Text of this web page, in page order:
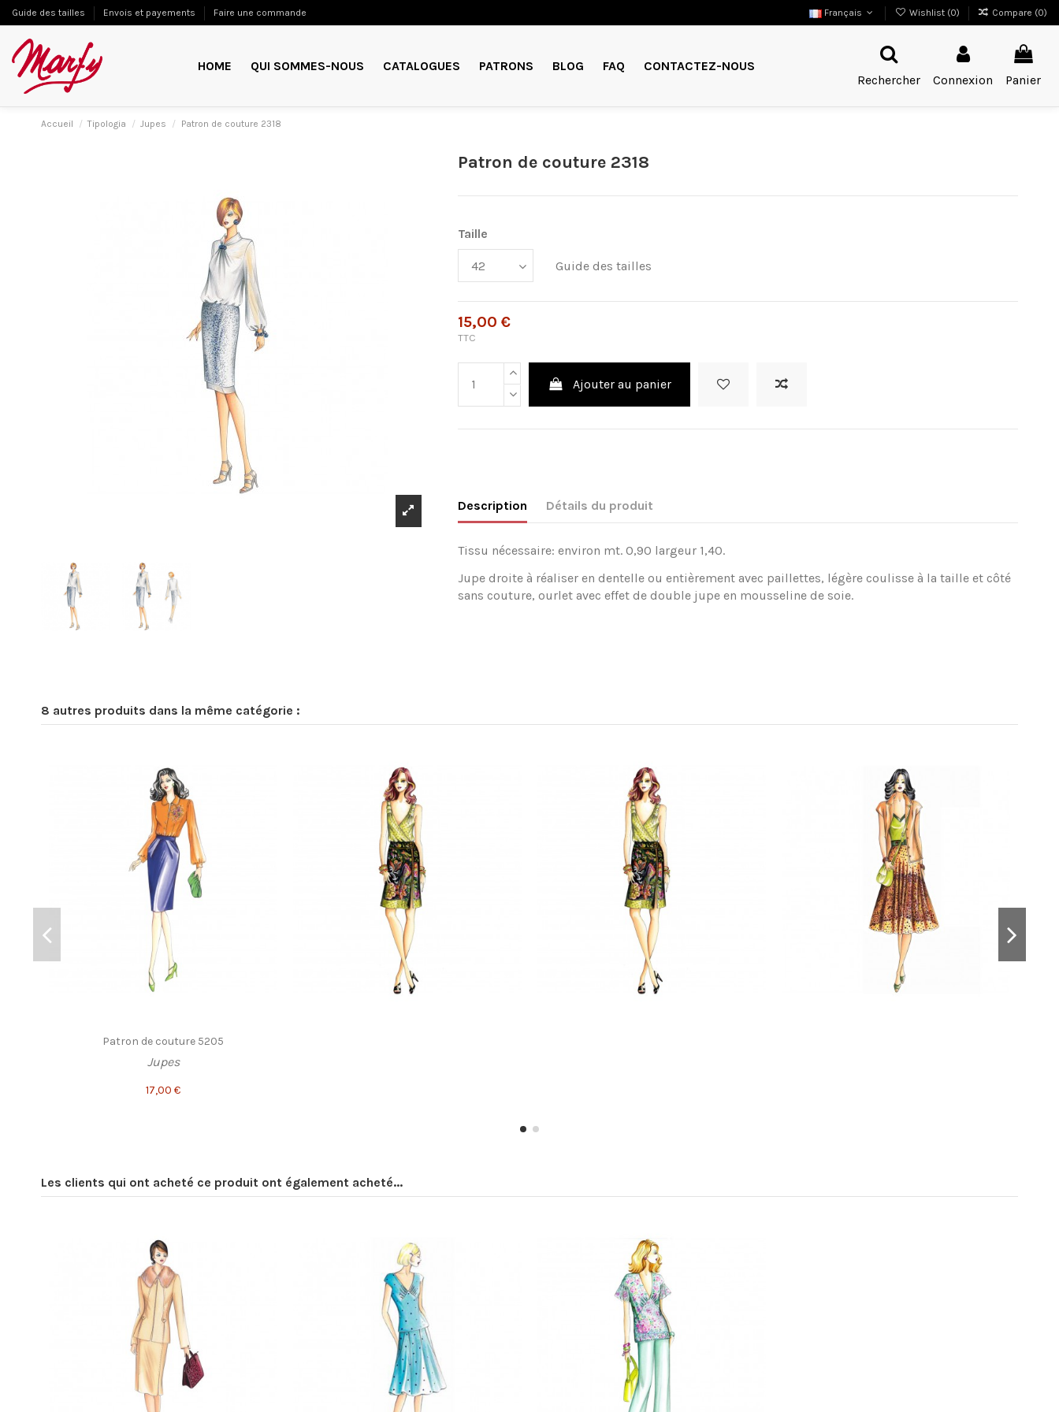
Guide des tailles Envois et payements Faire une commande Français Wishlist (0) Compare (0)
HOME QUI SOMMES-NOUS CATALOGUES PATRONS BLOG FAQ
CONTACTEZ-NOUS
Rechercher
Connexion Panier
Accueil Tipologia Jupes Patron de couture 2318
Patron de couture 2318
Taille
Guide des tailles
15,00 €
TTC
Ajouter au panier
Description Détails du produit
Tissu nécessaire: environ mt. 0,90 largeur 1,40.
Jupe droite à réaliser en dentelle ou entièrement avec paillettes, légère coulisse à la taille et côté
sans couture, ourlet avec effet de double jupe en mousseline de soie.
8 autres produits dans la même catégorie :
Patron de couture 5205
Jupes
17,00 €
Les clients qui ont acheté ce produit ont également acheté...